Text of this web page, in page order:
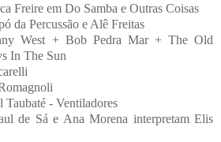
Freire em Do Samba e Outras Coisas
da Percussão e Alê Freitas
West + Bob Pedra Mar + The Old
In The Sun
- Ventiladores
de Sá e Ana Morena interpretam Elis